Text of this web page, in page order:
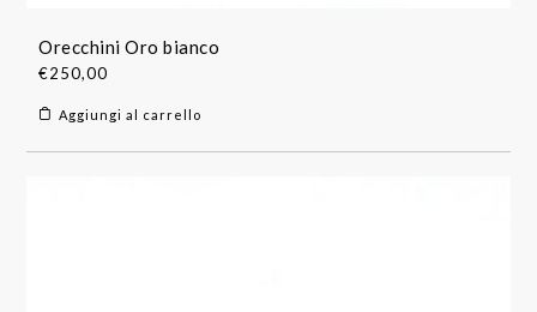
Orecchini Oro bianco
€250,00
Aggiungi al carrello